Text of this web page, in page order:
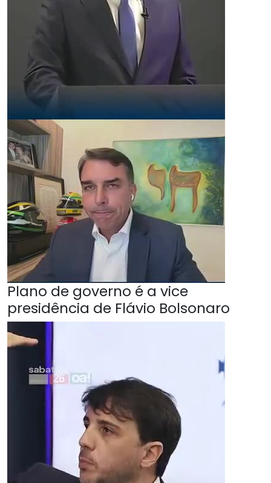
Plano de governo é a vice
presidência de Flávio Bolsonaro